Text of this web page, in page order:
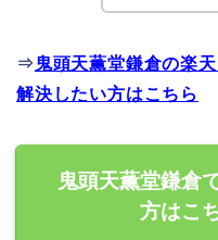
⇒ 鬼頭天薫堂鎌倉の楽
解決したい方はこちら
鬼頭天薫堂鎌倉
方はこ